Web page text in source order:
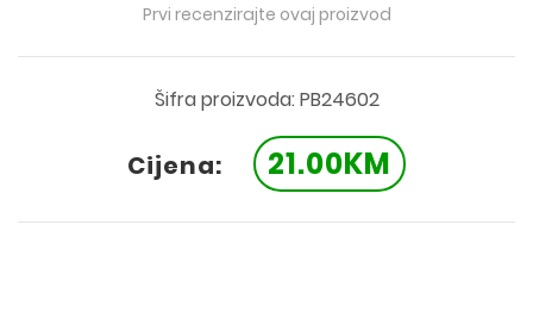
Prvi recenzirajte ovaj proizvod
Šifra proizvoda: PB24602
Cijena: 21.00KM